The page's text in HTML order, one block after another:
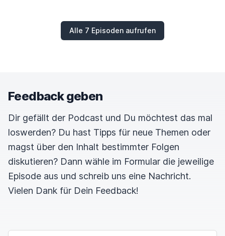
Alle 7 Episoden aufrufen
Feedback geben
Dir gefällt der Podcast und Du möchtest das mal
loswerden? Du hast Tipps für neue Themen oder
magst über den Inhalt bestimmter Folgen
diskutieren? Dann wähle im Formular die jeweilige
Episode aus und schreib uns eine Nachricht.
Vielen Dank für Dein Feedback!
NAME